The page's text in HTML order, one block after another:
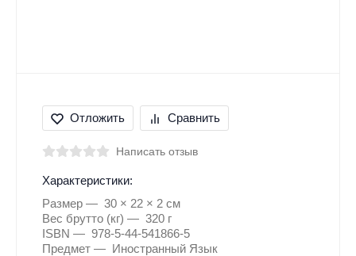
Отложить Сравнить
Написать отзыв
Характеристики:
Размер
30 × 22 × 2 см
Вес брутто (кг)
320 г
ISBN
978-5-44-541866-5
Предмет
Иностранный Язык